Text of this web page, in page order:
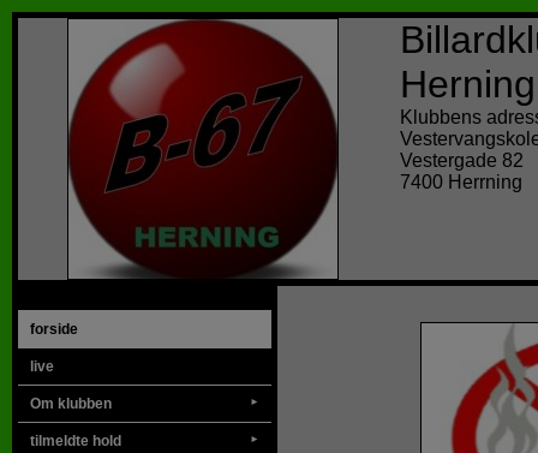
Herning
Klubbens
Vestergade 82
7400 Herrning
forside
live
►
Om klubben
►
tilmeldte hold